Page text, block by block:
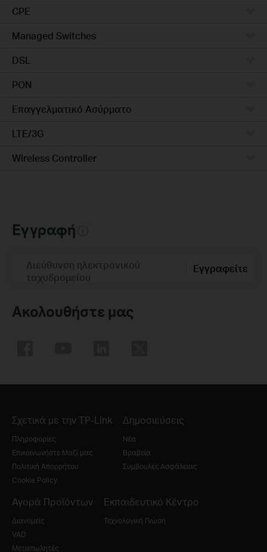
CPE
Managed Switches
DSL
PON
Επαγγελματικό Ασύρματο
LTE/3G
Wireless Controller
Εγγραφή
Διεύθυνση ηλεκτρονικού
ταχυδρομείου
Εγγραφείτε
Ακολουθήστε μας
Σχετικά με την TP-Link
Πληροφορίες
Επικοινωνήστε Μαζί μας
Πολιτική Απορρήτου
Cookie Policy
Δημοσιεύσεις
Νέα
Βραβεία
Συμβουλές Ασφάλειας
Αγορά Προϊόντων
Διανομείς
VAD
Μεταπωλητές
Εκπαιδευτικό Κέντρο
Τεχνολογική Γνώση